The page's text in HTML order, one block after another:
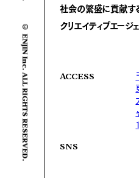
© ENJIN Inc. ALL RIGHTS RESERVED.
社会の繁盛に貢献す
クリエイティブエージ
ACCESS
SNS